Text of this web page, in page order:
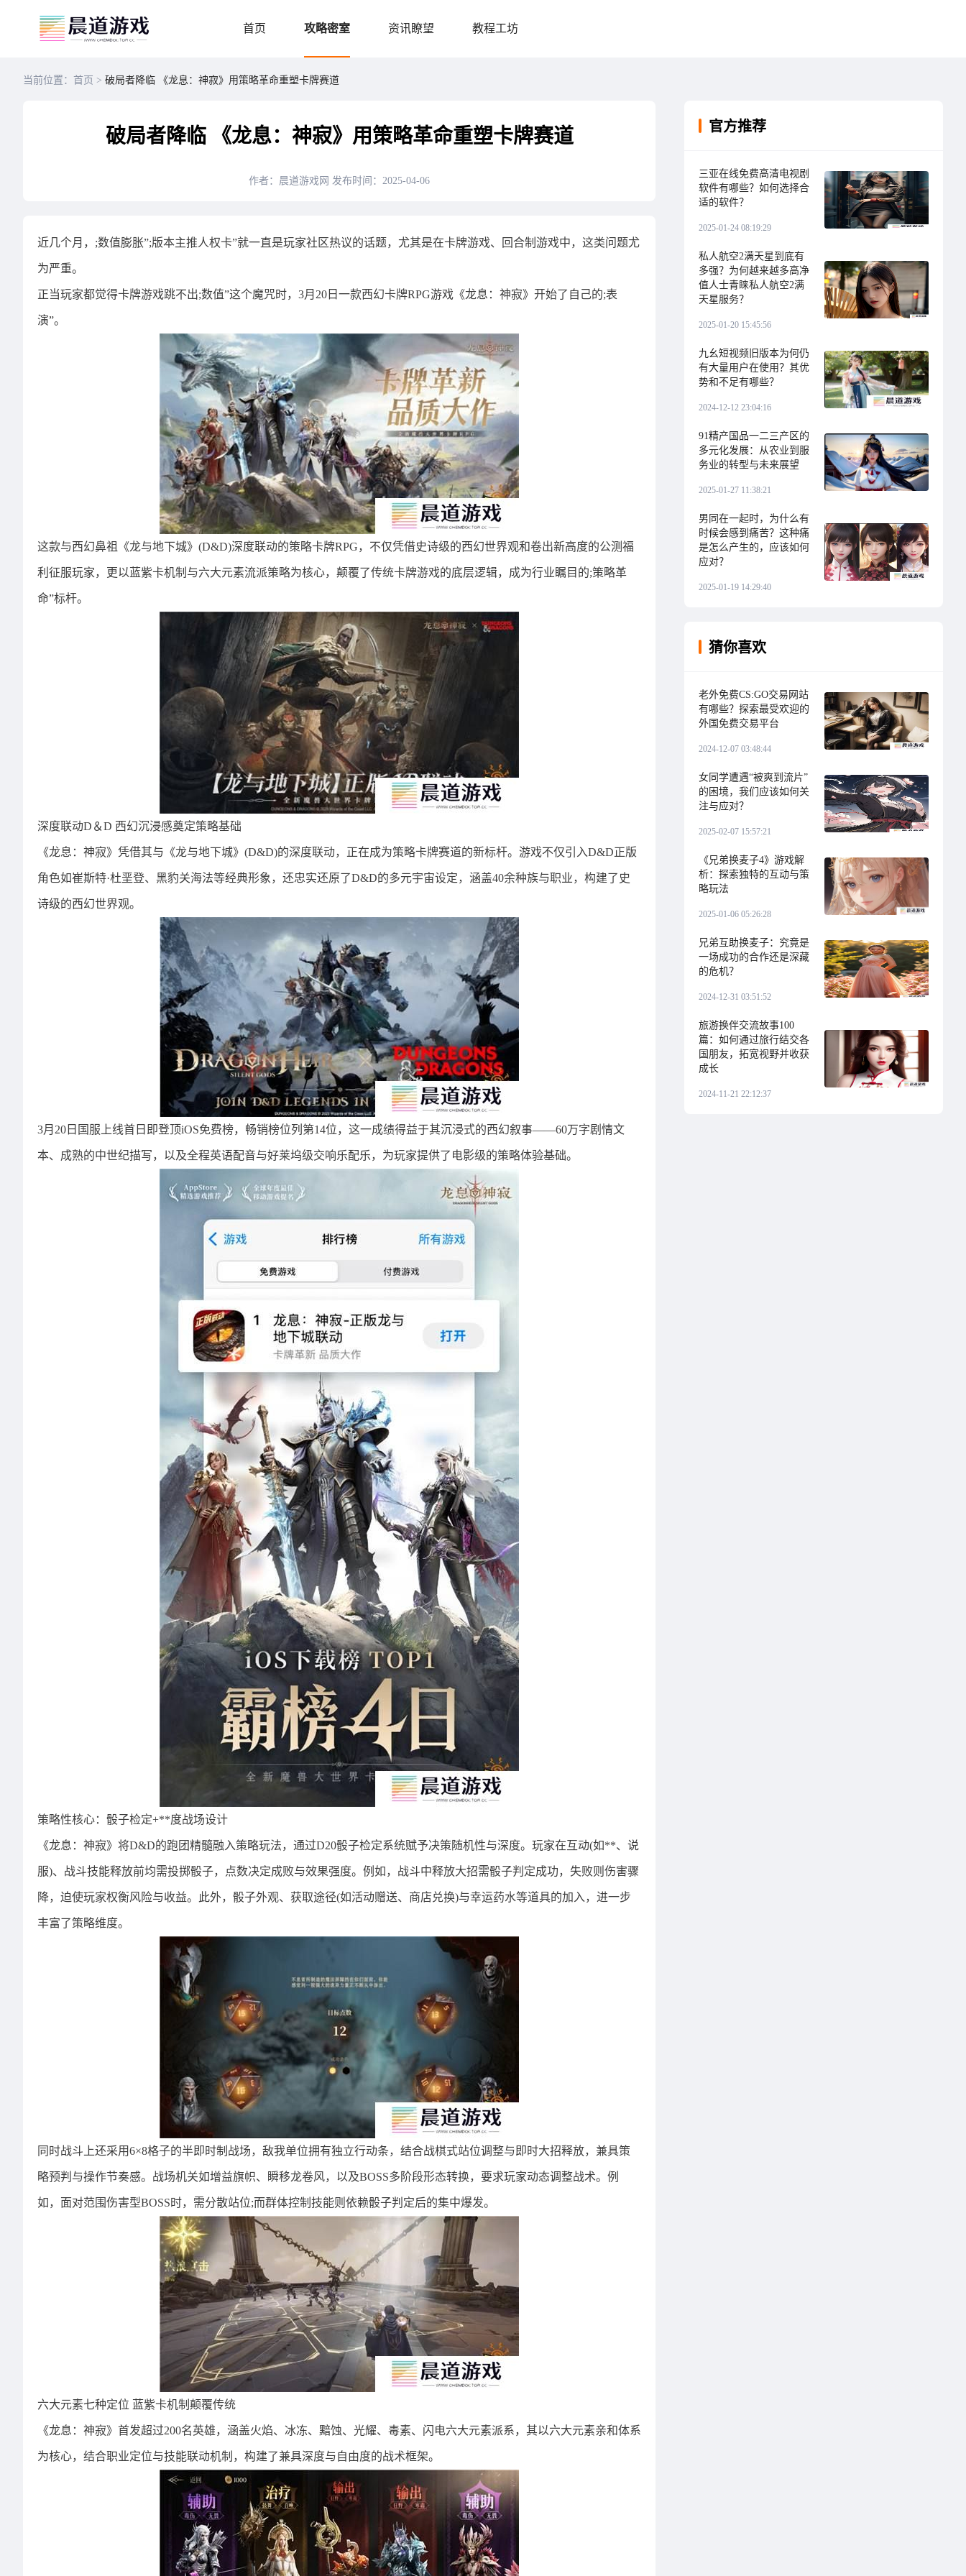
首页 攻略密室 资讯瞭望 教程工坊
当前位置：首页 > 破局者降临 《龙息：神寂》用策略革命重塑卡牌赛道
破局者降临 《龙息：神寂》用策略革命重塑卡牌赛道
作者：晨道游戏网 发布时间：2025-04-06
近几个月，;数值膨胀”;版本主推人权卡”就一直是玩家社区热议的话题，尤其是在卡牌游戏、回合制游戏中，这类问题尤
为严重。
正当玩家都觉得卡牌游戏跳不出;数值”这个魔咒时，3月20日一款西幻卡牌RPG游戏《龙息：神寂》开始了自己的;表
演”。
这款与西幻鼻祖《龙与地下城》(D&D)深度联动的策略卡牌RPG，不仅凭借史诗级的西幻世界观和卷出新高度的公测福
利征服玩家，更以蓝紫卡机制与六大元素流派策略为核心，颠覆了传统卡牌游戏的底层逻辑，成为行业瞩目的;策略革
命”标杆。
深度联动D＆D 西幻沉浸感奠定策略基础
《龙息：神寂》凭借其与《龙与地下城》(D&D)的深度联动，正在成为策略卡牌赛道的新标杆。游戏不仅引入D&D正版
角色如崔斯特·杜垩登、黑豹关海法等经典形象，还忠实还原了D&D的多元宇宙设定，涵盖40余种族与职业，构建了史
诗级的西幻世界观。
3月20日国服上线首日即登顶iOS免费榜，畅销榜位列第14位，这一成绩得益于其沉浸式的西幻叙事——60万字剧情文
本、成熟的中世纪描写，以及全程英语配音与好莱坞级交响乐配乐，为玩家提供了电影级的策略体验基础。
策略性核心：骰子检定+**度战场设计
《龙息：神寂》将D&D的跑团精髓融入策略玩法，通过D20骰子检定系统赋予决策随机性与深度。玩家在互动(如**、说
服)、战斗技能释放前均需投掷骰子，点数决定成败与效果强度。例如，战斗中释放大招需骰子判定成功，失败则伤害骤
降，迫使玩家权衡风险与收益。此外，骰子外观、获取途径(如活动赠送、商店兑换)与幸运药水等道具的加入，进一步
丰富了策略维度。
同时战斗上还采用6×8格子的半即时制战场，敌我单位拥有独立行动条，结合战棋式站位调整与即时大招释放，兼具策
略预判与操作节奏感。战场机关如增益旗帜、瞬移龙卷风，以及BOSS多阶段形态转换，要求玩家动态调整战术。例
如，面对范围伤害型BOSS时，需分散站位;而群体控制技能则依赖骰子判定后的集中爆发。
六大元素七种定位 蓝紫卡机制颠覆传统
《龙息：神寂》首发超过200名英雄，涵盖火焰、冰冻、黯蚀、光耀、毒素、闪电六大元素派系，其以六大元素亲和体系
为核心，结合职业定位与技能联动机制，构建了兼具深度与自由度的战术框架。
官方推荐
三亚在线免费高清电视剧
软件有哪些？如何选择合
适的软件？
2025-01-24 08:19:29
私人航空2满天星到底有
多强？为何越来越多高净
值人士青睐私人航空2满
天星服务？
2025-01-20 15:45:56
九幺短视频旧版本为何仍
有大量用户在使用？其优
势和不足有哪些？
2024-12-12 23:04:16
91精产国品一二三产区的
多元化发展：从农业到服
务业的转型与未来展望
2025-01-27 11:38:21
男同在一起时，为什么有
时候会感到痛苦？这种痛
是怎么产生的，应该如何
应对？
2025-01-19 14:29:40
猜你喜欢
老外免费CS:GO交易网站
有哪些？探索最受欢迎的
外国免费交易平台
2024-12-07 03:48:44
女同学遭遇“被爽到流片”
的困境，我们应该如何关
注与应对？
2025-02-07 15:57:21
《兄弟换麦子4》游戏解
析：探索独特的互动与策
略玩法
2025-01-06 05:26:28
兄弟互助换麦子：究竟是
一场成功的合作还是深藏
的危机？
2024-12-31 03:51:52
旅游换伴交流故事100
篇：如何通过旅行结交各
国朋友，拓宽视野并收获
成长
2024-11-21 22:12:37